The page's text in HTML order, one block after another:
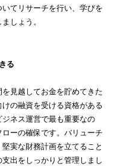
てリサーチを行い、学びを
しょう。
る
を見越してお金を貯めてきた
けの融資を受ける資格がある
ジネス運営で最も重要なの
ーの確保です。バリューチ
実な財務計画を立てること
出をしっかりと管理しまし